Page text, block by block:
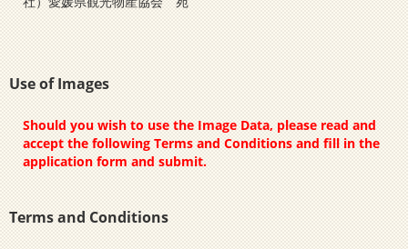
Use of Images
Should you wish to use the Image Data, please read and
accept the following Terms and Conditions and fill in the
application form and submit.
Terms and Conditions